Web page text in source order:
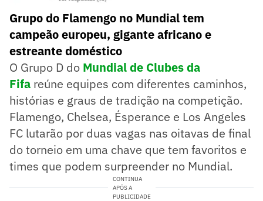
Grupo do Flamengo no Mundial tem
campeão europeu, gigante africano e
estreante doméstico
O Grupo D do Mundial de Clubes da
Fifa reúne equipes com diferentes caminhos,
histórias e graus de tradição na competição.
Flamengo, Chelsea, Ésperance e Los Angeles
FC lutarão por duas vagas nas oitavas de final
do torneio em uma chave que tem favoritos e
times que podem surpreender no Mundial.
CONTINUA
APÓS A
PUBLICIDADE